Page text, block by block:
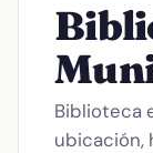
Biblioteca
ubicación,